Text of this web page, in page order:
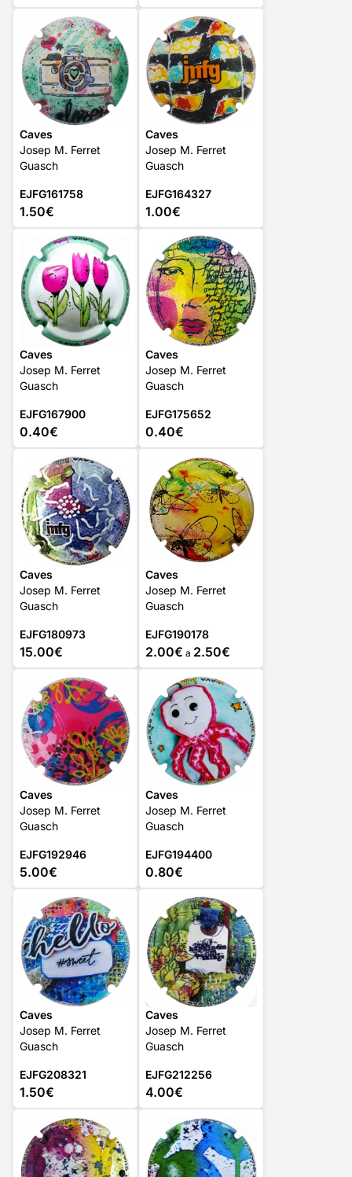
Caves
Josep M. Ferret
Guasch
EJFG161758
1.50€
Caves
Josep M. Ferret
Guasch
EJFG164327
1.00€
Caves
Josep M. Ferret
Guasch
EJFG167900
0.40€
Caves
Josep M. Ferret
Guasch
EJFG175652
0.40€
Caves
Josep M. Ferret
Guasch
EJFG180973
15.00€
Caves
Josep M. Ferret
Guasch
EJFG190178
2.00€ a 2.50€
Caves
Josep M. Ferret
Guasch
EJFG192946
5.00€
Caves
Josep M. Ferret
Guasch
EJFG194400
0.80€
Caves
Josep M. Ferret
Guasch
EJFG208321
1.50€
Caves
Josep M. Ferret
Guasch
EJFG212256
4.00€